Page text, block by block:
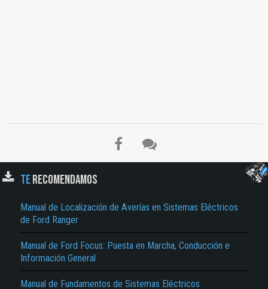
TERECOMENDAMOS
Manual de Localización de Averías en Sistemas Eléctricos
de Ford Ranger
Manual de Ford Focus: Puesta en Marcha, Conducción e
Información General
Manual de Fundamentos de Sistemas Eléctricos
Texto o Imagen de portada son erróneos.
No carga o no se visualiza el contenido.
Reportar otro tipo de error...